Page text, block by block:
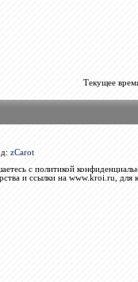
Текущее
zCarot
с политикой
и ссылки на www.kroi.ru, для